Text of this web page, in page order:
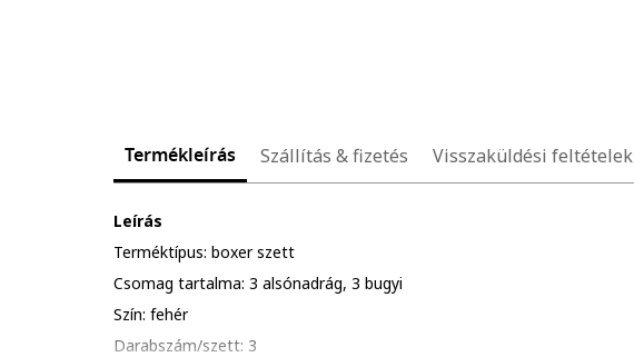
Termékleírás Szállítás & fizetés Visszaküldési feltételek
Leírás
Terméktípus: boxer szett
Csomag tartalma: 3 alsónadrág, 3 bugyi
Szín: fehér
Darabszám/szett: 3